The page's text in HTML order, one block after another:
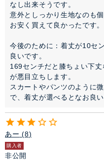
なし出来そうです。
意外としっかり生地なのも
お安く買えて良かったです。
今後のために：着丈が10セ
良いです。
169センチだと膝ちょい下
が悪目立ちします。
スカートやパンツのように
で、着丈が選べるとなお良い
あー 8
購入者
非公開